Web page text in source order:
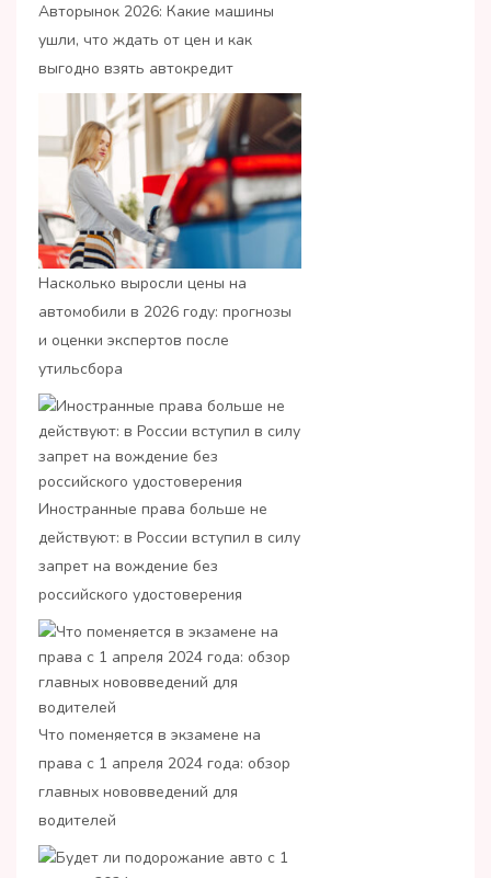
Авторынок 2026: Какие машины
ушли, что ждать от цен и как
выгодно взять автокредит
Насколько выросли цены на
автомобили в 2026 году: прогнозы
и оценки экспертов после
утильсбора
Иностранные права больше не
действуют: в России вступил в силу
запрет на вождение без
российского удостоверения
Что поменяется в экзамене на
права с 1 апреля 2024 года: обзор
главных нововведений для
водителей